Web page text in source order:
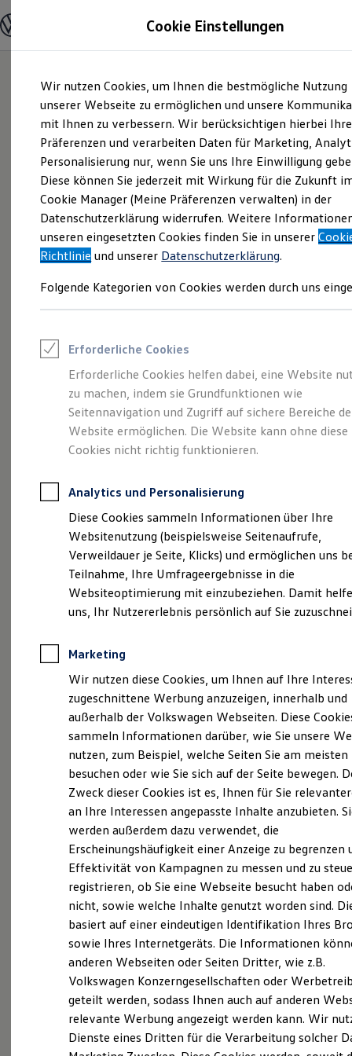
Hauptinhalt
springen
Footer
springen
Modelle und Konfigurator
Modelle vergleichen
Elektroautos
ENERGY Sondermodelle
Nutzfahrzeuge
SUV und CUV
Familienautos
Kombis
Kompaktwagen
Sportwagen
Schnell verfügbare Fahrzeuge
Angebote und Produkte
Aktuelle Angebote
E-Auto-Förderung
Volkswagen Marktplatz
Junge Gebrauchtwagen und Gebrauchtwagen
Saisonangebote
Leasing
Leasing-Angebote
Gebrauchtwagen Leasing
Junge Gebrauchtwagen-Leasing
Elektroauto Leasing
Kleinwagen-Leasing
Leasing ohne Anzahlung
Autokredit mit Schlussrate
Versicherungen und Garantien
Kfz-Versicherung
Restschuldversicherungen
Garantien
Wartungsverträge
Geschäftskunden
Professional Class bei Volkswagen
Großkunden
Behörden
Anpfiff zum Gewinn
Elektroautos
ID. Tutorials
Elektrofahrzeugkonzepte
Reichweite
Reichweite der ID. Modelle
Reichweite im Winter
Laden
Laden unterwegs
Laden Zuhause
Ladezeitensimulator
Batterie
Sicherheit
Garantie und Lebensdauer
Nachhaltigkeit
Technologie
Kosten und Kauf
Verbrauchskosten
Kaufoptionen
E-Auto-Förderung
Software und Konnektivität
Die ID. Software 6
ID. Software Versionen und Updates
Digitale Extras
Schnittstellen zu Ihrem ID.
Ihr Begleiter für Alltag
und Freizeit. Der T-
Cross.
Probefahrt vereinbaren
Fahrzeugangebot anfordern
Servicetermin buchen
Serviceanfrage stellen
Cookie Einstellungen
Wir nutzen Cookies, um Ihnen die bestmögliche Nutzung
unserer Webseite zu ermöglichen und unsere
mit Ihnen zu verbessern. Wir berücksichtigen hierbei Ihre
Präferenzen und verarbeiten Daten für Marketing,
Personalisierung nur, wenn Sie uns Ihre Einwilligung
Diese können Sie jederzeit mit Wirkung für die Zukunft
Cookie Manager (Meine Präferenzen verwalten) in der
Datenschutzerklärung widerrufen. Weitere
unseren eingesetzten Cookies finden Sie in unserer
Richtlinie und unserer Datenschutzerklärung.
Folgende Kategorien von Cookies werden durch uns
Erforderliche Cookies
Erforderliche Cookies helfen dabei, eine Website
zu machen, indem sie Grundfunktionen wie
Seitennavigation und Zugriff auf sichere Bereiche
Website ermöglichen. Die Website kann ohne diese
Cookies nicht richtig funktionieren.
Analytics und Personalisierung
Diese Cookies sammeln Informationen über Ihre
Websitenutzung (beispielsweise Seitenaufrufe,
Verweildauer je Seite, Klicks) und ermöglichen uns
Teilnahme, Ihre Umfrageergebnisse in die
Websiteoptimierung mit einzubeziehen. Damit
uns, Ihr Nutzererlebnis persönlich auf Sie
Marketing
Wir nutzen diese Cookies, um Ihnen auf Ihre
zugeschnittene Werbung anzuzeigen, innerhalb und
außerhalb der Volkswagen Webseiten. Diese
sammeln Informationen darüber, wie Sie unsere
nutzen, zum Beispiel, welche Seiten Sie am meisten
besuchen oder wie Sie sich auf der Seite bewegen.
Zweck dieser Cookies ist es, Ihnen für Sie
an Ihre Interessen angepasste Inhalte anzubieten.
werden außerdem dazu verwendet, die
Erscheinungshäufigkeit einer Anzeige zu begrenzen
Effektivität von Kampagnen zu messen und zu
registrieren, ob Sie eine Webseite besucht haben
nicht, sowie welche Inhalte genutzt worden sind.
basiert auf einer eindeutigen Identifikation Ihres
sowie Ihres Internetgeräts. Die Informationen
anderen Webseiten oder Seiten Dritter, wie z.B.
Volkswagen Konzerngesellschaften oder
geteilt werden, sodass Ihnen auch auf anderen
relevante Werbung angezeigt werden kann. Wir
Dienste eines Dritten für die Verarbeitung solcher